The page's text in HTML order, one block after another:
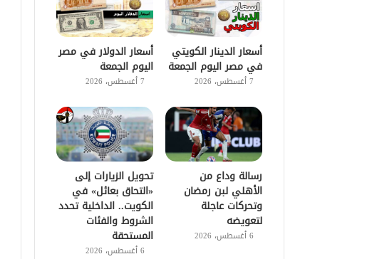
أسعار الدينار الكويتي
في مصر اليوم الجمعة
7 أغسطس، 2026
أسعار الدولار في مصر
اليوم الجمعة
7 أغسطس، 2026
رسالة وداع من
الأهلي لبن رمضان
وتحركات عاجلة
لتعويضه
6 أغسطس، 2026
تحويل الزيارات إلى
«التحاق بعائل» في
الكويت.. الداخلية تحدد
الشروط والفئات
المستحقة
6 أغسطس، 2026